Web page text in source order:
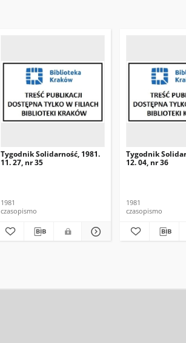
Tygodnik Solidarność, 1981.
11. 27, nr 35
1981
czasopismo
Tygodnik
12. 04, nr 36
1981
czasopismo